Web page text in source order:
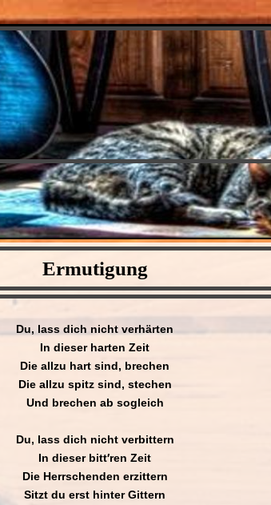
Ermutigung
Du, lass dich nicht verhärten
In dieser harten Zeit
Die allzu hart sind, brechen
Die allzu spitz sind, stechen
Und brechen ab sogleich
Du, lass dich nicht verbittern
In dieser bitt′ren Zeit
Die Herrschenden erzittern
Sitzt du erst hinter Gittern